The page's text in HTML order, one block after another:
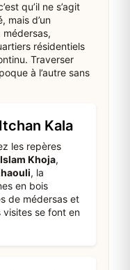
qu’il ne s’agit
mais d’un
résidentiels
Traverser
à l’autre sans
Kala
les repères
Khoja,
, la
en bois
de médersas et
visites se font en